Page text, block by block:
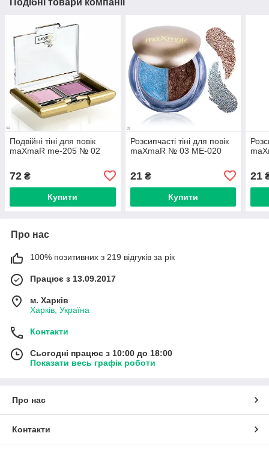
Подібні товари компанії
Подвійні тіні для повік
maXmaR me-205 № 02
72 ₴
Купити
Розсипчасті тіні для повік
maXmaR № 03 ME-020
21₴
Купити
21
Про нас
100% позитивних з 219 відгуків за рік
Працює з 13.09.2017
м. Харків
Харків, Україна
Контакти
Сьогодні працює з 10:00 до 18:00
Показати весь графік роботи
Про нас
Контакти